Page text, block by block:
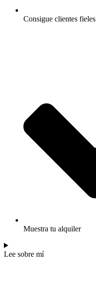
Consigue clientes fieles
Muestra tu alquiler
Lee sobre mí